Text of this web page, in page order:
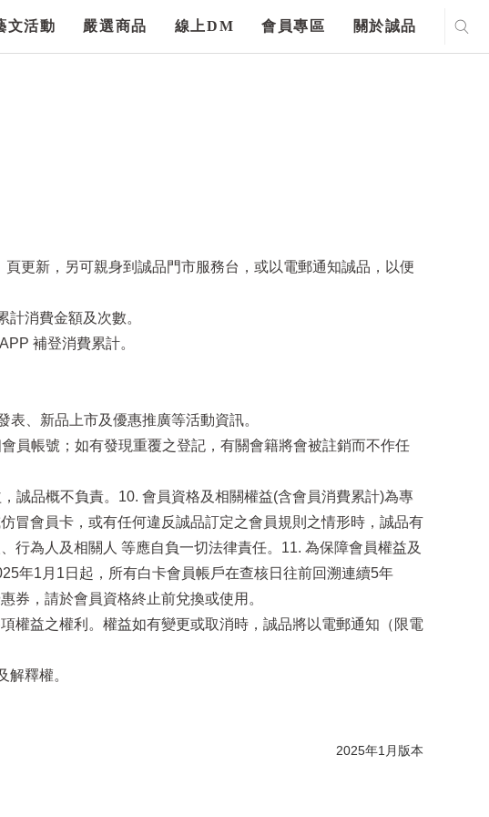
文活動 嚴選商品 線上DM 會員專區 關於誠品
更新，另可親身到誠品門市服務台，或以電郵通知誠品，以便
消費金額及次數。
補登消費累計。
、新品上市及優惠推廣等活動資訊。
員帳號；如有發現重覆之登記，有關會籍將會被註銷而不作任
誠品概不負責。10. 會員資格及相關權益(含會員消費累計)為專
冒會員卡，或有任何違反誠品訂定之會員規則之情形時，誠品有
行為人及相關人 等應自負一切法律責任。11. 為保障會員權益及
年1月1日起，所有白卡會員帳戶在查核日往前回溯連續5年
券，請於會員資格終止前兌換或使用。
權益之權利。權益如有變更或取消時，誠品將以電郵通知（限電
釋權。
2025年1月版本